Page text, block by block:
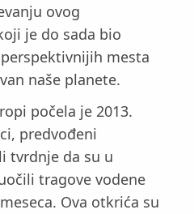
ovog
je do sada bio
mesta
naše planete.
počela je 2013.
predvođeni
tvrdnje da su u
tragove vodene
Ova otkrića su